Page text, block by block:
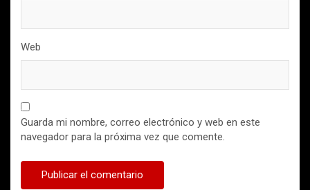
Web
Guarda mi nombre, correo electrónico y web en este
navegador para la próxima vez que comente.